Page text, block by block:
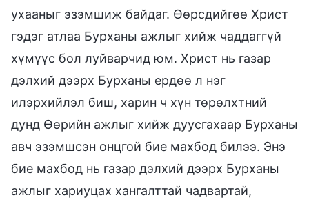
ухааныг эзэмшиж байдаг. Өөрсдийгөө Христ
гэдэг атлаа Бурханы ажлыг хийж чаддаггүй
хүмүүс бол луйварчид юм. Христ нь газар
дэлхий дээрх Бурханы ердөө л нэг
илэрхийлэл биш, харин ч хүн төрөлхтний
дунд Өөрийн ажлыг хийж дуусгахаар Бурханы
авч эзэмшсэн онцгой бие махбод билээ. Энэ
бие махбод нь газар дэлхий дээрх Бурханы
ажлыг хариуцах хангалттай чадвартай,